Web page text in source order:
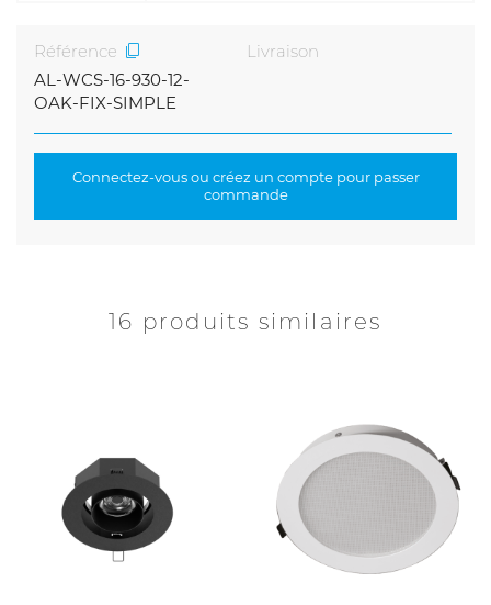
Référence
AL-WCS-16-930-12-
OAK-FIX-SIMPLE
Livraison
Connectez-vous ou créez un compte pour passer
commande
16 produits similaires